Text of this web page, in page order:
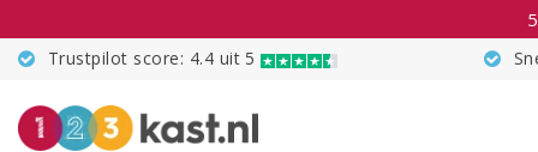
Trustpilot score: 4.4 uit 5